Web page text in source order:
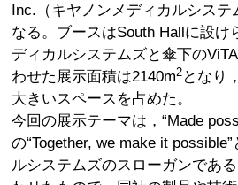
Inc.（キヤノンメディカルシステ
なる。ブースはSouth Hallに設け
ディカルシステムズと傘下の
わせた展示面積は2140m2 となり
大きいスペースを占めた。
今回の展示テーマは，“Made
の“Together, we make it
ルシステムズのスローガンであ